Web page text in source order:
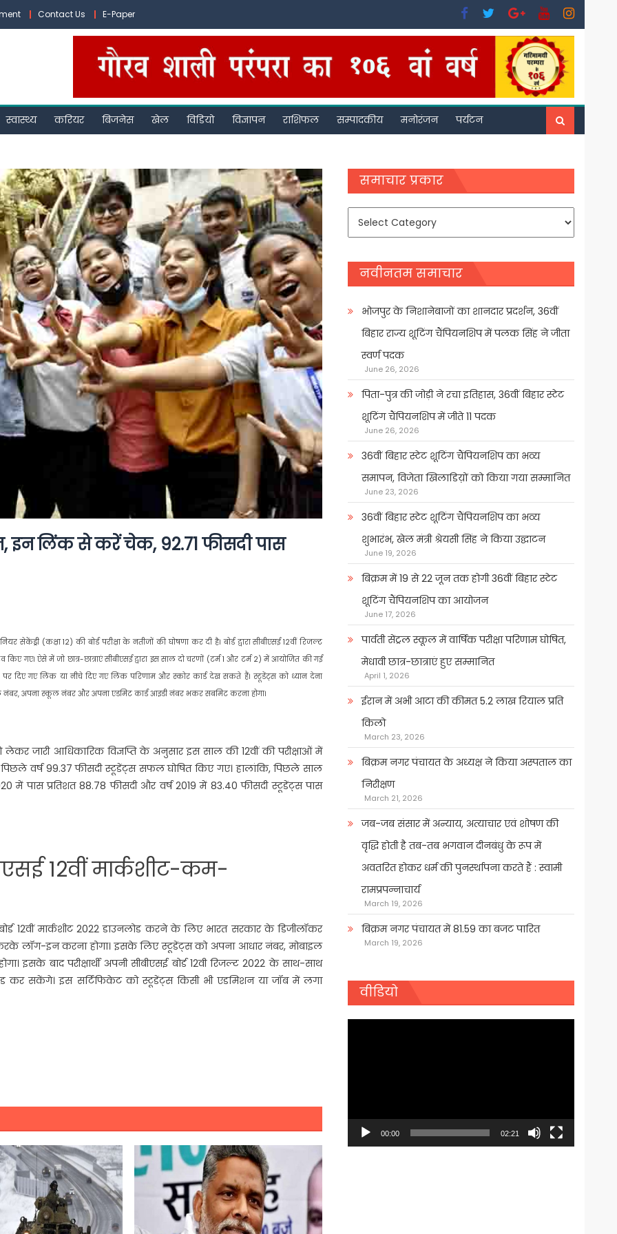
Contact Us E-Paper
स्वास्थ्य करियर बिजनेस खेल विडियो विज्ञापन राशिफल सम्पादकीय मनोरंजन पर्यटन
इन लिंक से करें चेक, 92.71 फीसदी पास
सेकेंड्री (कक्षा 12) की बोर्ड परीक्षा के नतीजों की घोषणा कर दी है। बोर्ड द्वारा सीबीएसई 12वीं रिजल्ट
गए। ऐसे में जो छात्र-छात्राएं सीबीएसई द्वारा इस साल दो चरणों (टर्म 1 और टर्म 2) में आयोजित की गई
पर दिए गए लिंक या नीचे दिए गए लिंक परिणाम और स्कोर कार्ड देख सकते हैं। स्टूडेंट्स को ध्यान देना
अपना स्कूल नंबर और अपना एडमिट कार्ड आइडी नंबर भकर सबमिट करना होगा।
को लेकर जारी आधिकारिक विज्ञप्ति के अनुसार इस साल की 12वीं की परीक्षाओं में
पिछले वर्ष 99.37 फीसदी स्टूडेंट्स सफल घोषित किए गए। हालांकि, पिछले साल
में पास प्रतिशत 88.78 फीसदी और वर्ष 2019 में 83.40 फीसदी स्टूडेंट्स पास
12वीं मार्कशीट-कम-
12वीं मार्कशीट 2022 डाउनलोड करने के लिए भारत सरकार के डिजीलॉकर
लॉग-इन करना होगा। इसके लिए स्टूडेंट्स को अपना आधार नंबर, मोबाइल
इसके बाद परीक्षार्थी अपनी सीबीएसई बोर्ड 12वी रिजल्ट 2022 के साथ-साथ
कर सकेंगे। इस सर्टिफिकेट को स्टूडेंट्स किसी भी एडमिशन या जॉब में लगा
समाचार प्रकार
समाचार
नवीनतम समाचार
भोजपुर के निशानेबाजों का शानदार प्रदर्शन, 36वीं
बिहार राज्य शूटिंग चैंपियनशिप में पलक सिंह ने जीता
स्वर्ण पदक
June 26, 2026
पिता-पुत्र की जोड़ी ने रचा इतिहास, 36वीं बिहार स्टेट
शूटिंग चैंपियनशिप में जीते 11 पदक
June 26, 2026
36वीं बिहार स्टेट शूटिंग चैंपियनशिप का भव्य
समापन, विजेता खिलाडिय़ों को किया गया सम्मानित
June 23, 2026
36वीं बिहार स्टेट शूटिंग चैंपियनशिप का भव्य
शुभारंभ, खेल मंत्री श्रेयसी सिंह ने किया उद्घाटन
June 19, 2026
बिक्रम में 19 से 22 जून तक होगी 36वीं बिहार स्टेट
शूटिंग चैंपियनशिप का आयोजन
June 17, 2026
पार्वती सेंट्रल स्कूल में वार्षिक परीक्षा परिणाम घोषित,
मेधावी छात्र-छात्राएं हुए सम्मानित
April 1, 2026
ईरान में अभी आटा की कीमत 5.2 लाख रियाल प्रति
किलो
March 23, 2026
बिक्रम नगर पंचायत के अध्यक्ष ने किया अस्पताल का
निरीक्षण
March 21, 2026
जब-जब संसार में अन्याय, अत्याचार एवं शोषण की
वृद्धि होती है तब-तब भगवान दीनबंधु के रूप में
अवतरित होकर धर्म की पुनर्स्थापना करते हैं : स्वामी
रामप्रपन्नाचार्य
March 19, 2026
बिक्रम नगर पंचायत में 81.59 का बजट पारित
March 19, 2026
वीडियो
00:00 02:21